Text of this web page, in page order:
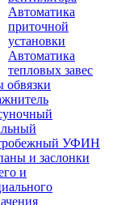
Автоматика
приточной
установки
Автоматика
тепловых завес
обвязки
УФИН
и заслонки
и